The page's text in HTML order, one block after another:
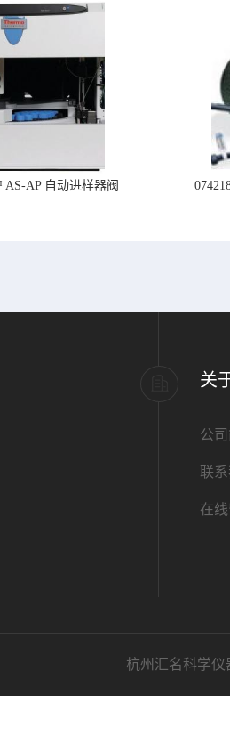
AS-AP 自动进样器阀
关
公
联
在
杭州汇名科学仪